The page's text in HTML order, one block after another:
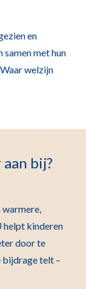
en
samen met hun
welzijn
bij?
helpt kinderen
door te
bijdrage telt –